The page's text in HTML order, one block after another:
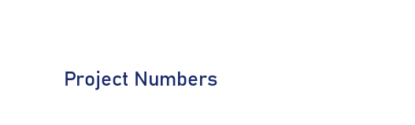
Project Numbers